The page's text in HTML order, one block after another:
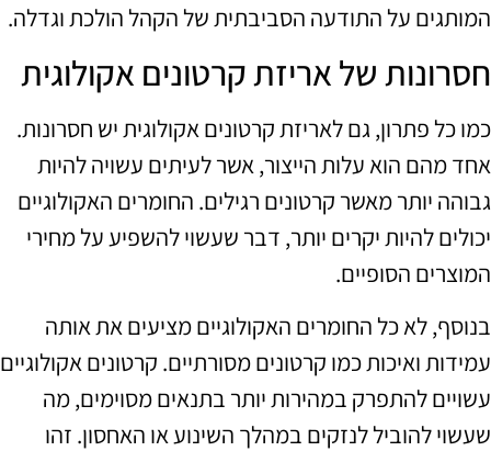
המותגים על התודעה הסביבתית של הקהל הולכת וגדלה.
חסרונות של אריזת קרטונים אקולוגית
כמו כל פתרון, גם לאריזת קרטונים אקולוגית יש חסרונות.
אחד מהם הוא עלות הייצור, אשר לעיתים עשויה להיות
גבוהה יותר מאשר קרטונים רגילים. החומרים האקולוגיים
יכולים להיות יקרים יותר, דבר שעשוי להשפיע על מחירי
המוצרים הסופיים.
בנוסף, לא כל החומרים האקולוגיים מציעים את אותה
עמידות ואיכות כמו קרטונים מסורתיים. קרטונים אקולוגיים
עשויים להתפרק במהירות יותר בתנאים מסוימים, מה
שעשוי להוביל לנזקים במהלך השינוע או האחסון. זהו